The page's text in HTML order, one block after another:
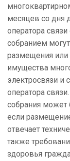
месяцев со дня
оператора
собранием
размещения или
имущества
электросвязи и
оператора
собрания может
если
отвечает
также
здоровья